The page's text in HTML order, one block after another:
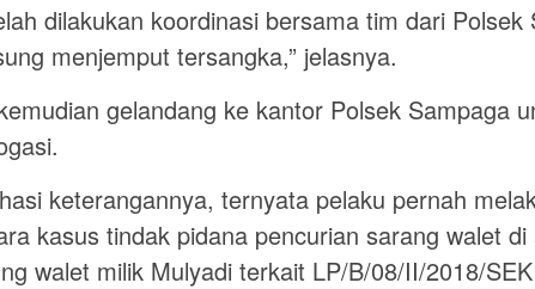
dilakukan koordinasi bersama tim dari
menjemput tersangka,” jelasnya.
gelandang ke kantor Polsek Sampaga
keterangannya, ternyata pelaku pernah
kasus tindak pidana pencurian sarang walet di
walet milik Mulyadi terkait LP/B/08/II/2018/